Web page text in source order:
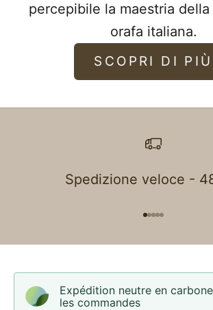
percepibile la maestria
orafa italiana.
SCOPRI DI PIÙ
Spedizione veloce -
Expédition neutre en
les commandes